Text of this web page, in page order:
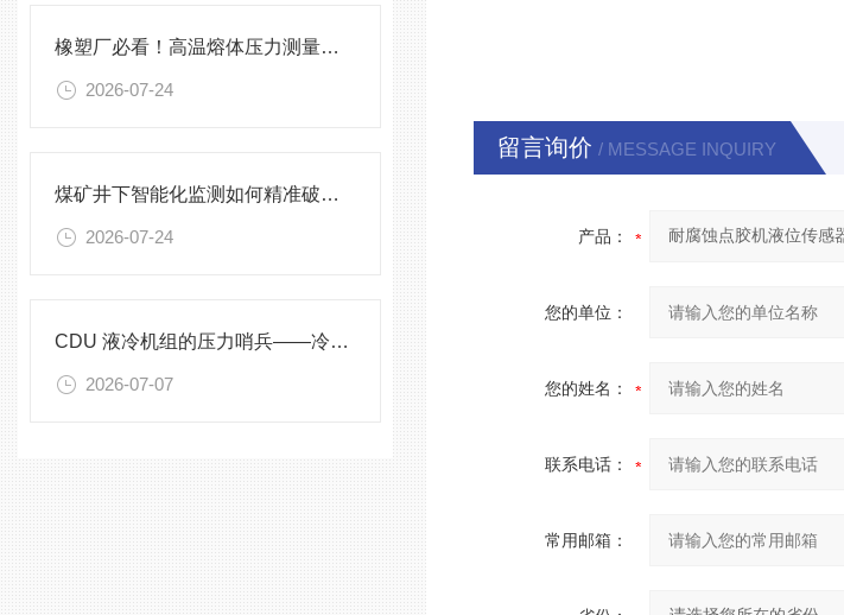
橡塑厂必看！高温熔体压力测量的4大致命痛点，90%工厂都在踩坑
2026-07-24
煤矿井下智能化监测如何精准破解？
2026-07-24
CDU 液冷机组的压力哨兵——冷却液专用压力变送器
2026-07-07
留言询价 / MESSAGE INQUIRY
产品：
您的单位：
您的姓名：
联系电话：
常用邮箱：